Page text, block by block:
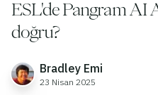
ESL'de Pangram AI
doğru?
Bradley Emi
23 Nisan 2025